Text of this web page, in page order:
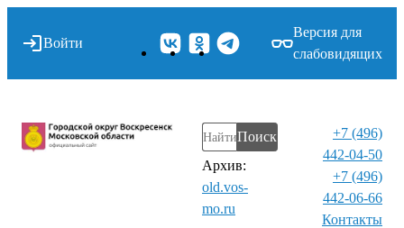
Войти
Версия для
слабовидящих
Поиск
Архив:
old.vos-
mo.ru
+7 (496)
442-04-50
+7 (496)
442-06-66
Контакты⁠